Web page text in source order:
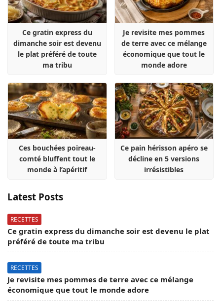
Ce gratin express du
dimanche soir est devenu
le plat préféré de toute
ma tribu
Je revisite mes pommes
de terre avec ce mélange
économique que tout le
monde adore
Ces bouchées poireau-
comté bluffent tout le
monde à l’apéritif
Ce pain hérisson apéro se
décline en 5 versions
irrésistibles
Latest Posts
RECETTES
Ce gratin express du dimanche soir est devenu le plat
préféré de toute ma tribu
RECETTES
Je revisite mes pommes de terre avec ce mélange
économique que tout le monde adore